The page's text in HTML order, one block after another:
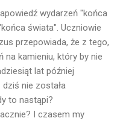
wydarzeń "końca
świata". Uczniowie
przepowiada, że z tego,
na kamieniu, który by nie
lat później
dziś nie została
to nastąpi?
I czasem my